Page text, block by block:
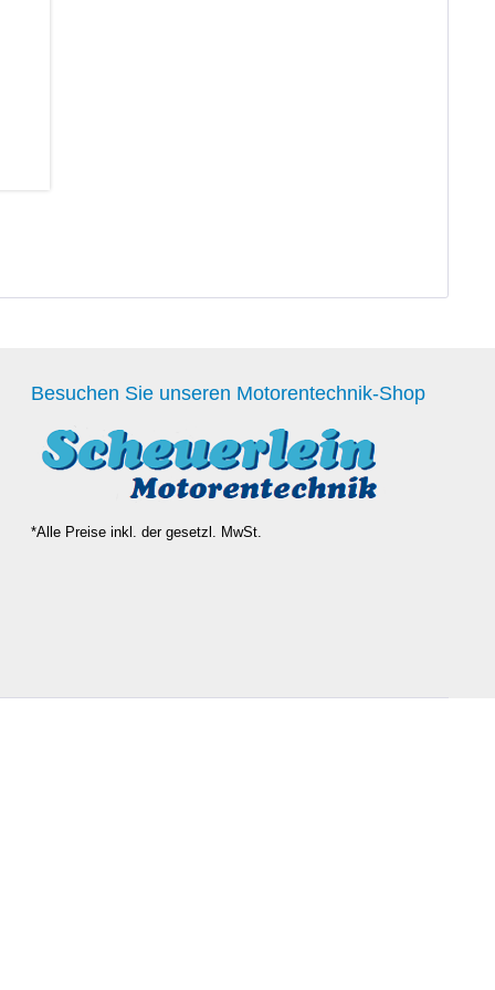
Besuchen Sie unseren Motorentechnik-Shop
*Alle Preise inkl. der gesetzl. MwSt.